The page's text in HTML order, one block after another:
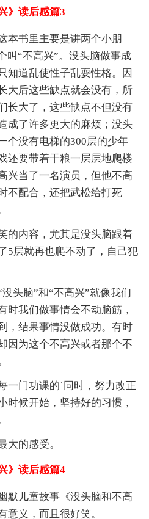
读后感篇3
书里主要是讲两个小朋
叫“不高兴”。没头脑做事成
知道乱使性子乱耍性格。因
大后这些缺点就会没有，所
长大了，这些缺点不但没有
成了许多更大的麻烦；没头
个没有电梯的300层的少年
还要带着干粮一层层地爬楼
兴当了一名演员，但他不高
不配合，还把武松给打死
内容，尤其是没头脑跟着
5层就再也爬不动了，自己犯
脑”和“不高兴”就像我们
时我们做事情会不动脑筋，
，结果事情没做成功。有时
因为这个不高兴或者那个不
门功课的`同时，努力改正
时候开始，坚持好的习惯，
的感受。
读后感篇4
儿童故事《没头脑和不高
意义，而且很好笑。